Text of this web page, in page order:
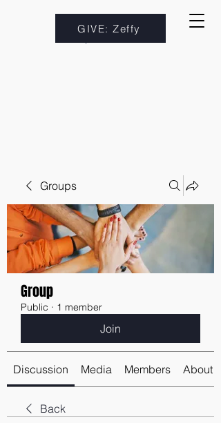
GIVE: Zeffy
Groups
Group
Public · 1 member
Join
Discussion Media Members About
Back